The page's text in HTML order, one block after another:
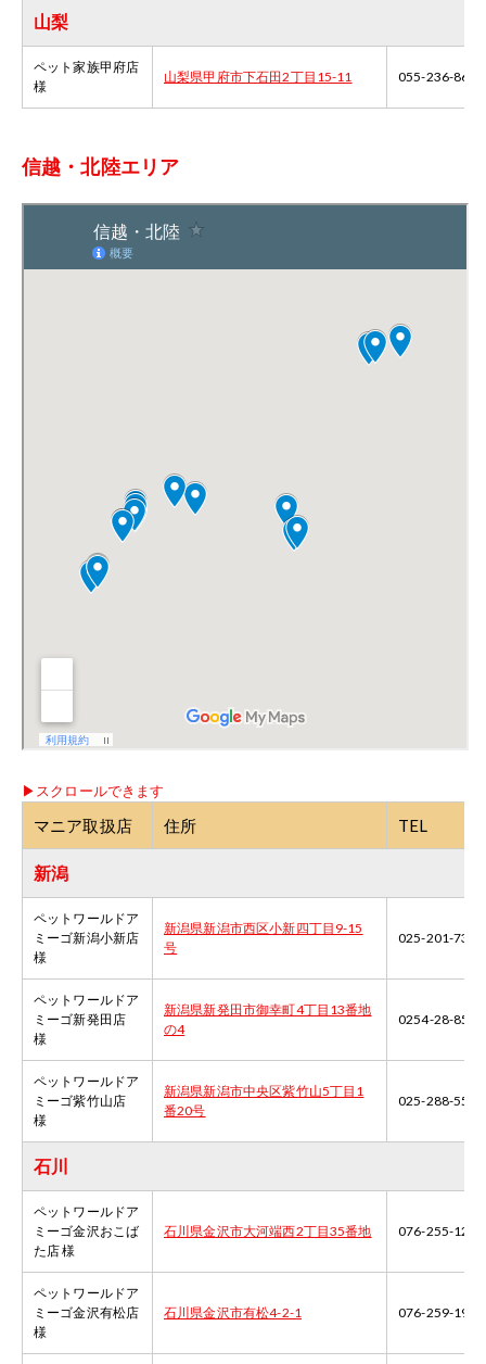
山梨
ペット家族甲府店
様
山梨県甲府市下石田2丁目15-11 055-236-8633
信越・北陸エリア
マニア取扱店 住所 TEL
新潟
ペットワールドア
ミーゴ新潟小新店
様
新潟県新潟市西区小新四丁目9-15
号
025-201-7321
ペットワールドア
ミーゴ新発田店
様
新潟県新発田市御幸町4丁目13番地
の4
0254-28-8500
ペットワールドア
ミーゴ紫竹山店
様
新潟県新潟市中央区紫竹山5丁目1
番20号
025-288-5510
石川
ペットワールドア
ミーゴ金沢おこば
た店 様
石川県金沢市大河端西2丁目35番地 076-255-1241
ペットワールドア
ミーゴ金沢有松店
様
石川県金沢市有松4-2-1 076-259-1992